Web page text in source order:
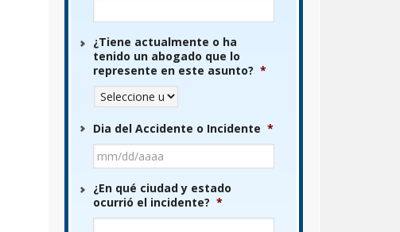
¿Tiene actualmente o ha
tenido un abogado que lo
represente en este asunto? *
Dia del Accidente o Incidente *
barra
AAAA
¿En qué ciudad y estado
ocurrió el incidente? *